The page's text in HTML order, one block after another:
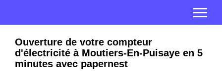
Ouverture de votre compteur
d'électricité à Moutiers-En-Puisaye en 5
minutes avec papernest